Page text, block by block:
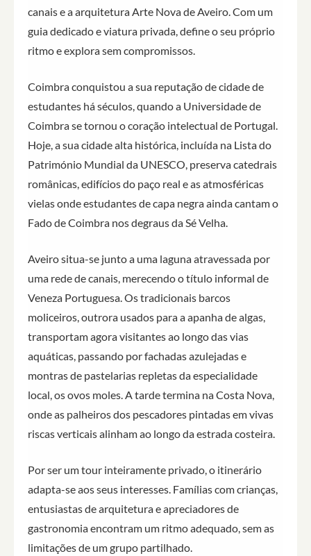
canais e a arquitetura Arte Nova de Aveiro. Com um
guia dedicado e viatura privada, define o seu próprio
ritmo e explora sem compromissos.
Coimbra conquistou a sua reputação de cidade de
estudantes há séculos, quando a Universidade de
Coimbra se tornou o coração intelectual de Portugal.
Hoje, a sua cidade alta histórica, incluída na Lista do
Património Mundial da UNESCO, preserva catedrais
românicas, edifícios do paço real e as atmosféricas
vielas onde estudantes de capa negra ainda cantam o
Fado de Coimbra nos degraus da Sé Velha.
Aveiro situa-se junto a uma laguna atravessada por
uma rede de canais, merecendo o título informal de
Veneza Portuguesa. Os tradicionais barcos
moliceiros, outrora usados para a apanha de algas,
transportam agora visitantes ao longo das vias
aquáticas, passando por fachadas azulejadas e
montras de pastelarias repletas da especialidade
local, os ovos moles. A tarde termina na Costa Nova,
onde as palheiros dos pescadores pintadas em vivas
riscas verticais alinham ao longo da estrada costeira.
Por ser um tour inteiramente privado, o itinerário
adapta-se aos seus interesses. Famílias com crianças,
entusiastas de arquitetura e apreciadores de
gastronomia encontram um ritmo adequado, sem as
limitações de um grupo partilhado.